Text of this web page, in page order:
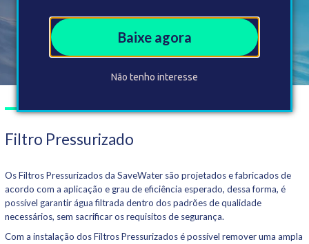
Baixe agora
Não tenho interesse
Filtro pressurizado
Filtro Pressurizado
Os Filtros Pressurizados da SaveWater são projetados e fabricados de
acordo com a aplicação e grau de eficiência esperado, dessa forma, é
possível garantir água filtrada dentro dos padrões de qualidade
necessários, sem sacrificar os requisitos de segurança.
Com a instalação dos Filtros Pressurizados é possível remover uma ampla